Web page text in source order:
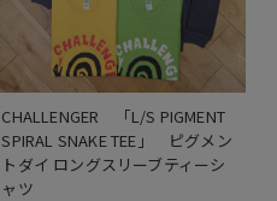
CHALLENGER　「L/S PIGMENT
SPIRAL SNAKE TEE」　ピグメン
トダイ ロングスリーブティーシ
ャツ